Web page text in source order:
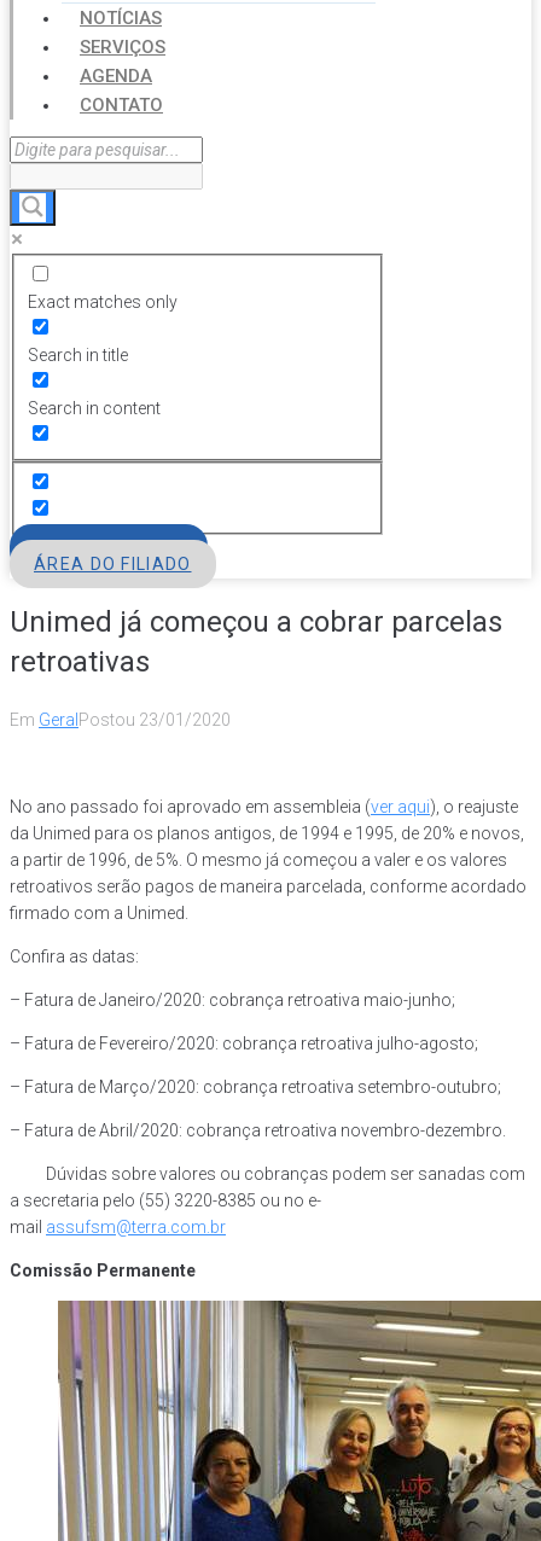
NOTÍCIAS
SERVIÇOS
AGENDA
CONTATO
Exact matches only
Search in title
Search in content
ÁREA DO FILIADO
Unimed já começou a cobrar parcelas
retroativas
Em Geral Postou 23/01/2020
No ano passado foi aprovado em assembleia (ver aqui), o reajuste
da Unimed para os planos antigos, de 1994 e 1995, de 20% e novos,
a partir de 1996, de 5%. O mesmo já começou a valer e os valores
retroativos serão pagos de maneira parcelada, conforme acordado
firmado com a Unimed.
Confira as datas:
– Fatura de Janeiro/2020: cobrança retroativa maio-junho;
– Fatura de Fevereiro/2020: cobrança retroativa julho-agosto;
– Fatura de Março/2020: cobrança retroativa setembro-outubro;
– Fatura de Abril/2020: cobrança retroativa novembro-dezembro.
Dúvidas sobre valores ou cobranças podem ser sanadas com
a secretaria pelo (55) 3220-8385 ou no e-
mail assufsm@terra.com.br
Comissão Permanente